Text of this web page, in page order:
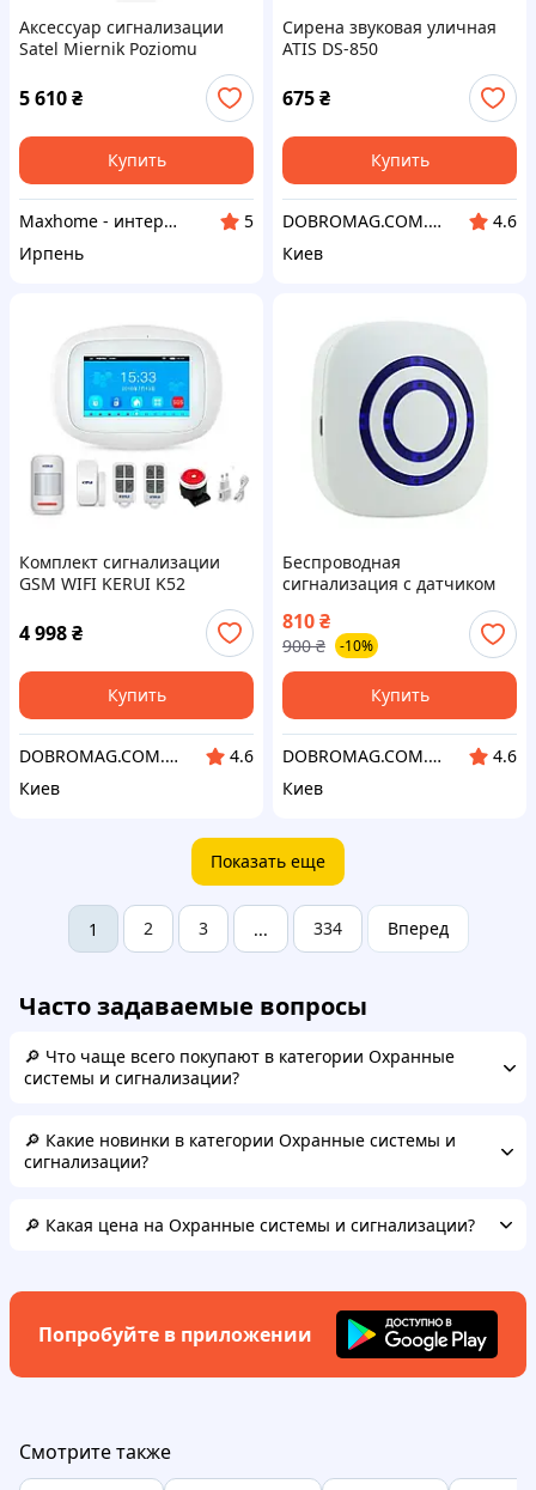
Аксессуар сигнализации
Satel Miernik Poziomu
Sygnau Radiowego Systemu
Abax 2 (ARF200)
5 610₴
Купить
Maxhome - интернет магазин
5
Ирпень
Сирена звуковая уличная
ATIS DS-850
675₴
Купить
DOBROMAG.COM.UA - ДОБРОМАГ
4.6
Киев
Комплект сигнализации
GSM WIFI KERUI K52
4 998₴
Купить
DOBROMAG.COM.UA - ДОБРОМАГ
4.6
Киев
Беспроводная
сигнализация с датчиком
810₴
900 ₴ -10%
Купить
DOBROMAG.COM.UA - ДОБРОМАГ
4.6
Киев
Показать еще
1 2 3 ... 334 Вперед
Часто задаваемые вопросы
🔎 Что чаще всего покупают в категории Охранные
системы и сигнализации?
🔎 Какие новинки в категории Охранные системы и
сигнализации?
🔎 Какая цена на Охранные системы и сигнализации?
Попробуйте в приложении
Смотрите также